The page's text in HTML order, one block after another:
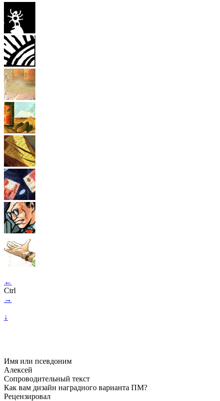
←
Ctrl
→
↓
Имя или псевдоним
Алексей
Сопроводительный текст
Как вам дизайн наградного варианта ПМ?
Рецензировал